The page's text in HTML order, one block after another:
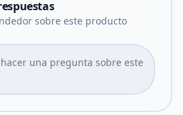
sobre este producto
una pregunta sobre este